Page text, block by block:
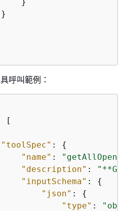
},
呼叫範例：
[
"toolSpec" : {
"name" :
"description" :
"inputSchema" : {
"json" : {
"type" :